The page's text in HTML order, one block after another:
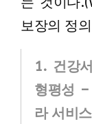
보장의 정
1. 건강
형평성 –
라 서비